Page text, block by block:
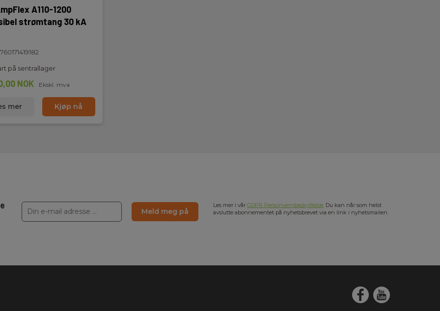
A110-1200
strømtang 30 kA
på sentrallager
NOK Ekskl. mva
mer Kjøp nå
Meld meg på
Les mer i vår GDPR Personvernbeskyttelse. Du kan når som helst
avslutte abonnementet på nyhetsbrevet via en link i nyhetsmailen.